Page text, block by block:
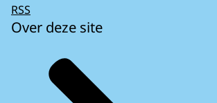
RSS
Over deze site